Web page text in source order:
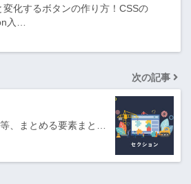
変化するボタンの作り方！CSSの
入…
次の記事
、まとめる要素まと…